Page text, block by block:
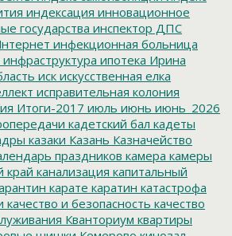
индексация инновационное
государства инспектор ДПС
инфекционная больница
инфраструктура ипотека Ирина
иск искусственная елка
исправительная колония
Итоги-2017 июль июнь июнь_2026
кадетский бал кадеты
казаки Казань Казначейство
праздников камера камеры
край канализация капитальный
карате каратин катастрофа
качество и безопасность качество
Кванториум квартиры